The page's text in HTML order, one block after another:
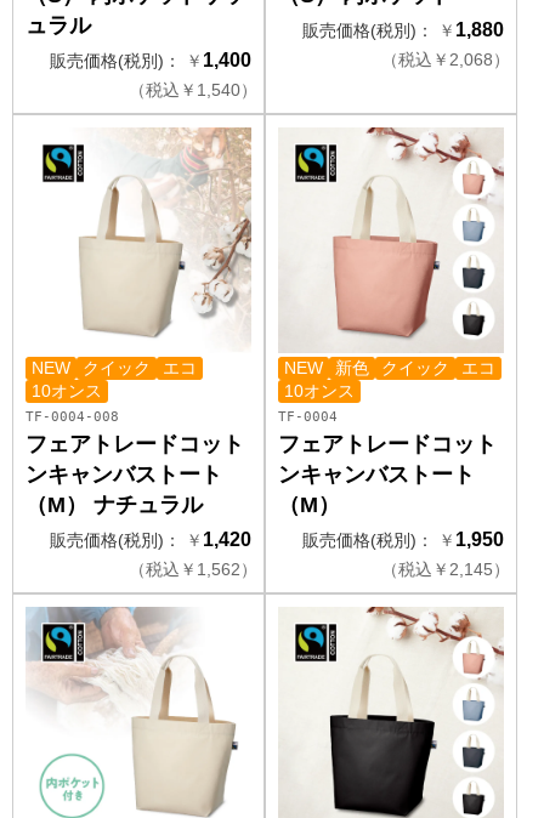
ュラル
販売価格(税別)： ￥ 1,400
（税込 ￥ 1,540）
販売価格(税別)： ￥ 1,880
（税込 ￥2,068）
NEW クイック
エコ
10オンス
TF-0004-008
フェアトレードコット
ンキャンバストート
（M） ナチュラル
販売価格(税別)： ￥ 1,420
（税込 ￥ 1,562）
NEW 新色 クイック
エコ
10オンス
TF-0004
フェアトレードコット
ンキャンバストート
（M）
販売価格(税別)： ￥ 1,950
（税込 ￥2,145）